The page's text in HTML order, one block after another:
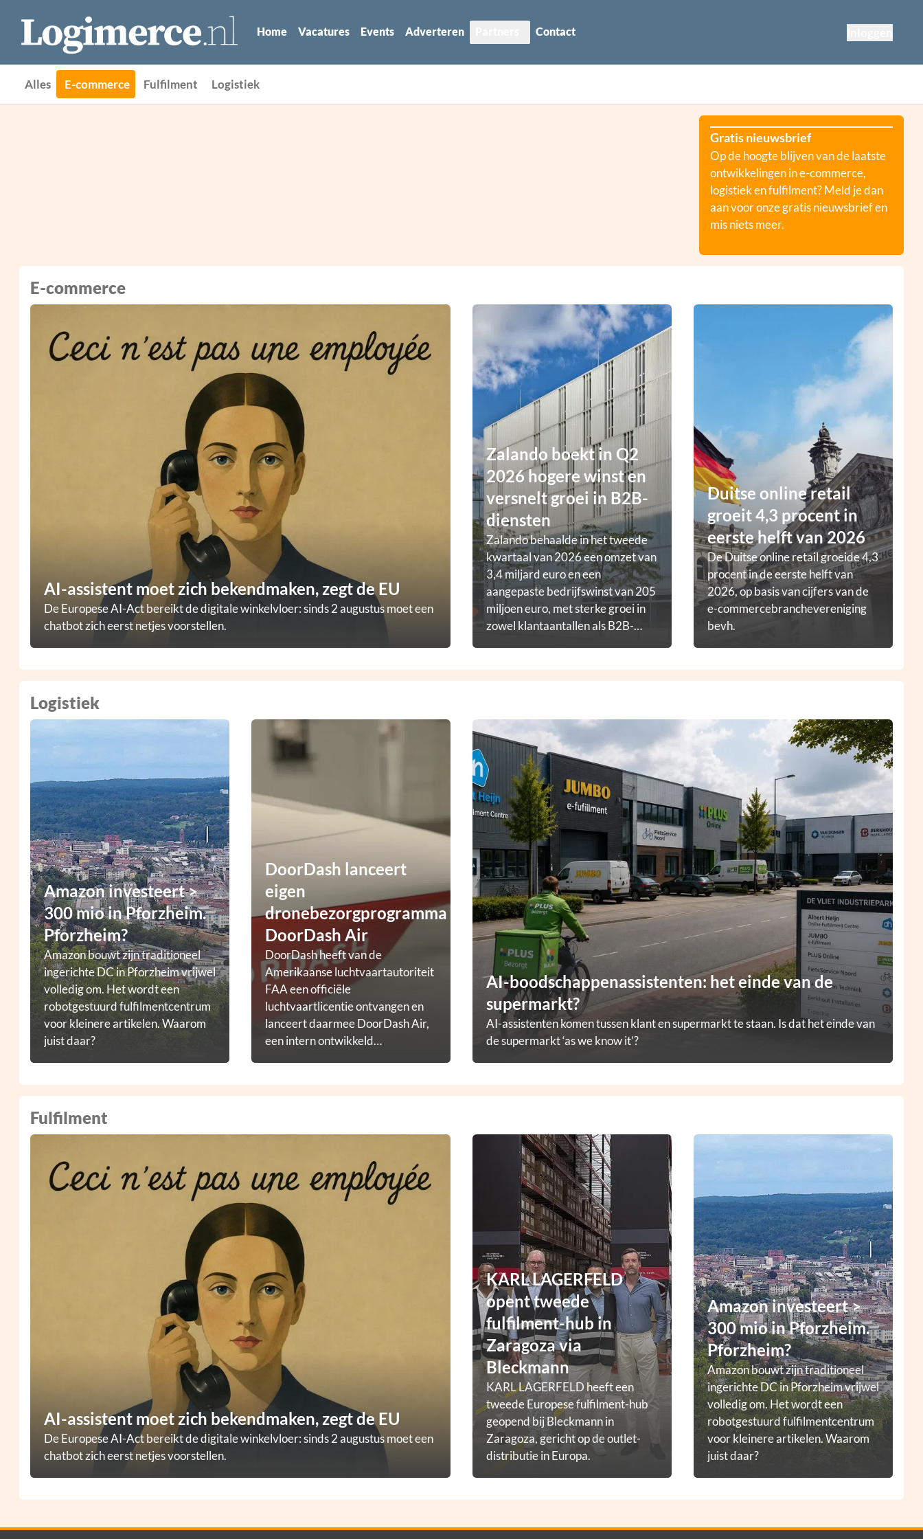
Home Vacatures Events Adverteren Contact
Alles E-commerce Fulfilment Logistiek
Gratis nieuwsbrief
Op de hoogte blijven van de laatste
ontwikkelingen in e-commerce,
logistiek en fulfilment? Meld je dan
aan voor onze gratis nieuwsbrief en
mis niets meer.
E-commerce
AI-assistent moet zich bekendmaken, zegt de EU
De Europese AI-Act bereikt de digitale winkelvloer: sinds 2 augustus moet een
chatbot zich eerst netjes voorstellen.
Zalando boekt in Q2
2026 hogere winst en
versnelt groei in B2B-
diensten
Zalando behaalde in het tweede
kwartaal van 2026 een omzet van
3,4 miljard euro en een
aangepaste bedrijfswinst van 205
miljoen euro, met sterke groei in
zowel klantaantallen als B2B-
Duitse online retail
groeit 4,3 procent in
eerste helft van 2026
De Duitse online retail groeide 4,3
procent in de eerste helft van
2026, op basis van cijfers van de
e-commercebranchevereniging
bevh.
Logistiek
AI-boodschappenassistenten: het einde van de
supermarkt?
AI-assistenten komen tussen klant en supermarkt te staan. Is dat het einde van
de supermarkt ‘as we know it’?
Amazon investeert >
300 mio in Pforzheim.
Pforzheim?
Amazon bouwt zijn traditioneel
ingerichte DC in Pforzheim vrijwel
volledig om. Het wordt een
robotgestuurd fulfilmentcentrum
voor kleinere artikelen. Waarom
juist daar?
DoorDash lanceert
eigen
dronebezorgprogramma
DoorDash Air
DoorDash heeft van de
Amerikaanse luchtvaartautoriteit
FAA een officiële
luchtvaartlicentie ontvangen en
lanceert daarmee DoorDash Air,
een intern ontwikkeld
Fulfilment
AI-assistent moet zich bekendmaken, zegt de EU
De Europese AI-Act bereikt de digitale winkelvloer: sinds 2 augustus moet een
chatbot zich eerst netjes voorstellen.
KARL LAGERFELD
opent tweede
fulfilment-hub in
Zaragoza via
Bleckmann
KARL LAGERFELD heeft een
tweede Europese fulfilment-hub
geopend bij Bleckmann in
Zaragoza, gericht op de outlet-
distributie in Europa.
Amazon investeert >
300 mio in Pforzheim.
Pforzheim?
Amazon bouwt zijn traditioneel
ingerichte DC in Pforzheim vrijwel
volledig om. Het wordt een
robotgestuurd fulfilmentcentrum
voor kleinere artikelen. Waarom
juist daar?